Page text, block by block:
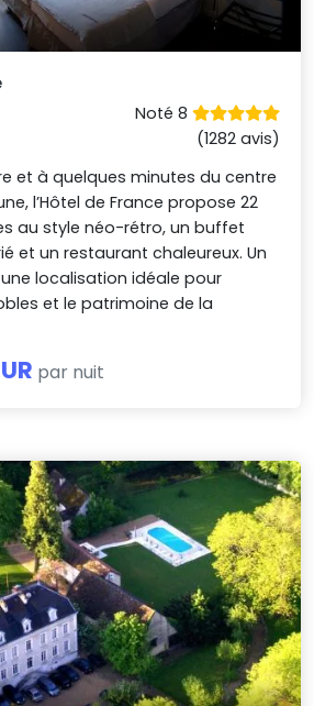
Noté 8
(1282 avis)
et à quelques minutes du centre
l’Hôtel de France propose 22
au style néo-rétro, un buffet
et un restaurant chaleureux. Un
localisation idéale pour
et le patrimoine de la
par nuit